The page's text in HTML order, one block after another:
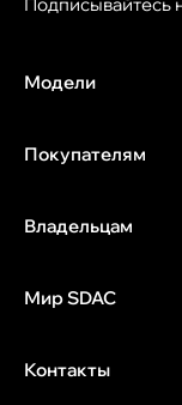
Модели
Покупателям
Владельцам
Мир SDAC
Контакты